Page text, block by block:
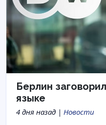
Берлин
языке
4 дня назад | Новости